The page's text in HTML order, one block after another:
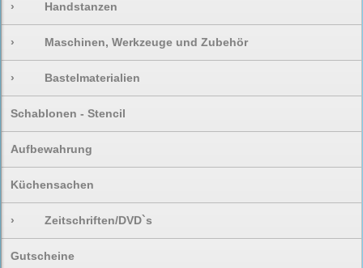
› Handstanzen
› Maschinen, Werkzeuge und Zubehör
› Bastelmaterialien
Schablonen - Stencil
Aufbewahrung
Küchensachen
› Zeitschriften/DVD`s
Gutscheine